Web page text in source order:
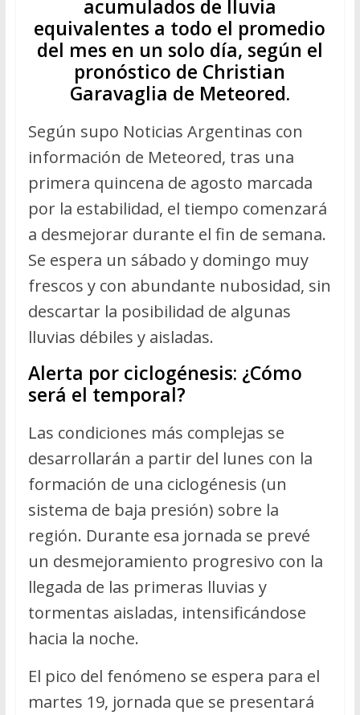
acumulados de lluvia
equivalentes a todo el promedio
del mes en un solo día, según el
pronóstico de Christian
Garavaglia de Meteored.
Según supo Noticias Argentinas con
información de Meteored, tras una
primera quincena de agosto marcada
por la estabilidad, el tiempo comenzará
a desmejorar durante el fin de semana.
Se espera un sábado y domingo muy
frescos y con abundante nubosidad, sin
descartar la posibilidad de algunas
lluvias débiles y aisladas.
Alerta por ciclogénesis: ¿Cómo
será el temporal?
Las condiciones más complejas se
desarrollarán a partir del lunes con la
formación de una ciclogénesis (un
sistema de baja presión) sobre la
región. Durante esa jornada se prevé
un desmejoramiento progresivo con la
llegada de las primeras lluvias y
tormentas aisladas, intensificándose
hacia la noche.
El pico del fenómeno se espera para el
martes 19, jornada que se presentará